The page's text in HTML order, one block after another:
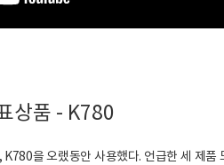
상품 - K780
을 오랬동안 사용했다. 언급한 세 제품